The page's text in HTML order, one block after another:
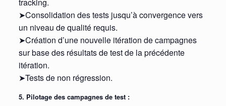
➤Consolidation des tests jusqu’à convergence vers
un niveau de qualité requis.
➤Création d’une nouvelle itération de campagnes
sur base des résultats de test de la précédente
itération.
➤Tests de non régression.
5. Pilotage des campagnes de test :